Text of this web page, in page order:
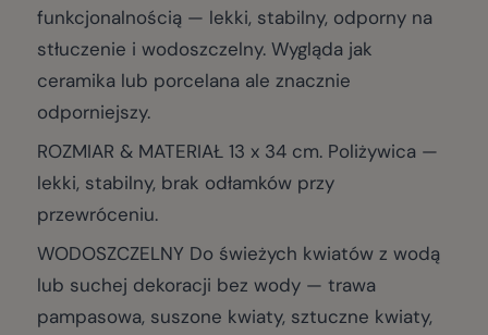
funkcjonalnością — lekki, stabilny, odporny na
stłuczenie i wodoszczelny. Wygląda jak
ceramika lub porcelana ale znacznie
odporniejszy.
ROZMIAR & MATERIAŁ 13 x 34 cm. Poliżywica —
lekki, stabilny, brak odłamków przy
przewróceniu.
WODOSZCZELNY Do świeżych kwiatów z wodą
lub suchej dekoracji bez wody — trawa
pampasowa, suszone kwiaty, sztuczne kwiaty,